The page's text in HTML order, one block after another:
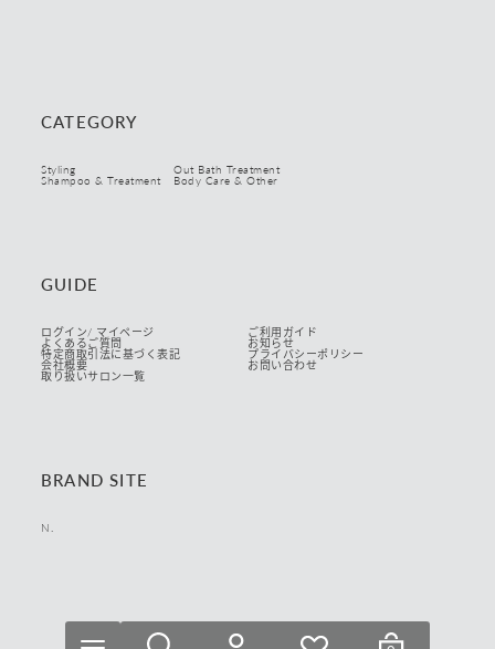
CATEGORY
Styling Out Bath Treatment
Shampoo & Treatment Body Care & Other
GUIDE
ログイン/ マイページ ご利用ガイド
よくあるご質問 お知らせ
特定商取引法に基づく表記 プライバシーポリシー
会社概要 お問い合わせ
取り扱いサロン一覧
BRAND SITE
N.